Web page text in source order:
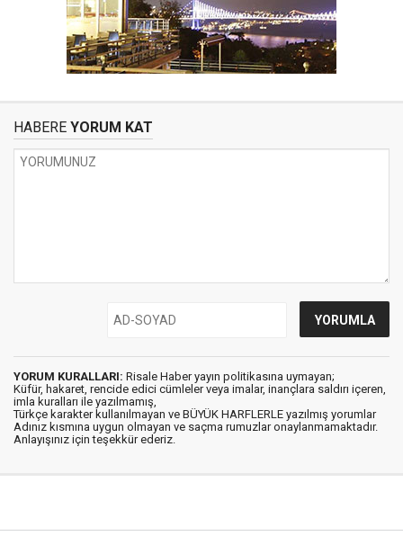
HABERE YORUM KAT
YORUM KURALLARI: Risale Haber yayın politikasına uymayan;
Küfür, hakaret, rencide edici cümleler veya imalar, inançlara saldırı içeren,
imla kuralları ile yazılmamış,
Türkçe karakter kullanılmayan ve BÜYÜK HARFLERLE yazılmış yorumlar
Adınız kısmına uygun olmayan ve saçma rumuzlar onaylanmamaktadır.
Anlayışınız için teşekkür ederiz.